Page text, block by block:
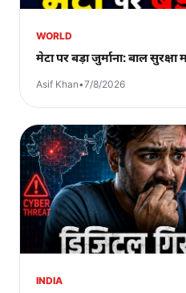
WORLD
मेटा पर बड़ा जुर्माना: बाल सुरक्षा
Asif Khan•7/8/2026
INDIA